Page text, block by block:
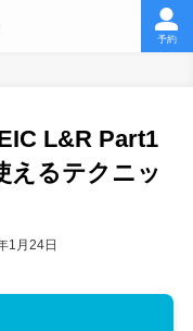
予約
L&R Part1
えるテクニッ
1月24日